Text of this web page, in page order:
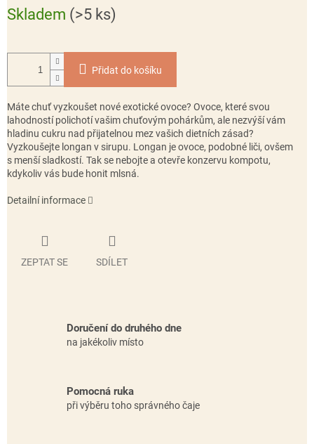
cena:
Skladem (>5 ks)
Přidat do košíku
Máte chuť vyzkoušet nové exotické ovoce? Ovoce, které svou
lahodností polichotí vašim chuťovým pohárkům, ale nezvýší vám
hladinu cukru nad přijatelnou mez vašich dietních zásad?
Vyzkoušejte longan v sirupu. Longan je ovoce, podobné liči, ovšem
s menší sladkostí. Tak se nebojte a otevře konzervu kompotu,
kdykoliv vás bude honit mlsná.
Detailní informace
ZEPTAT SE SDÍLET
Doručení do druhého dne
na jakékoliv místo
Pomocná ruka
při výběru toho správného čaje